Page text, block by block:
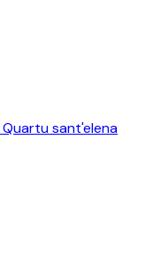
Quartu sant'elena